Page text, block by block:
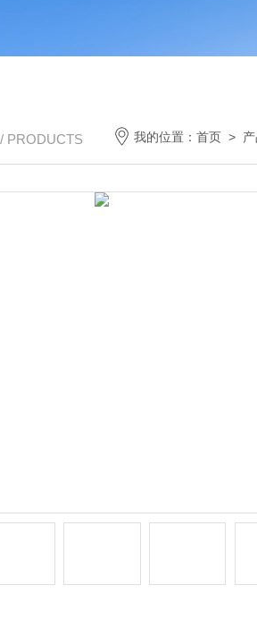
/ PRODUCTS 我的位置：首页 >